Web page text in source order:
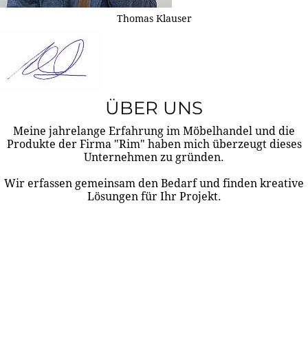
Thomas Klauser
ÜBER UNS
Meine jahrelange Erfahrung im Möbelhandel und die
Produkte der Firma "Rim" haben mich überzeugt dieses
Unternehmen zu gründen.
Wir erfassen gemeinsam den Bedarf und finden kreative
Lösungen für Ihr Projekt.